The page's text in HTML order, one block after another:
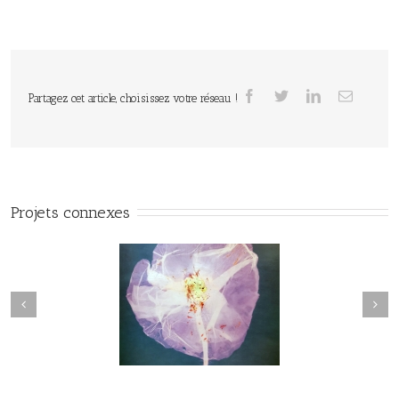
Partagez cet article, choisissez votre réseau !
Projets connexes
Herbier#031